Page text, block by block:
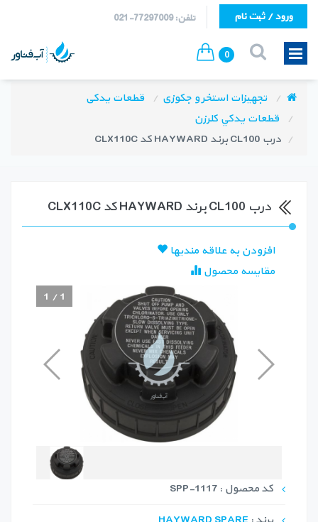
تلفن: 77297009-021 ورود / ثبت نام
0
تجهیزات استخر و جکوزی
قطعات یدکی
قطعات يدكي كلرزن
درب CL100 برند HAYWARD كد CLX110C
درب CL100 برند HAYWARD كد CLX110C
افزودن به علاقه مندیها
مقایسه محصول
1 /1
کد محصول : SPP-1117